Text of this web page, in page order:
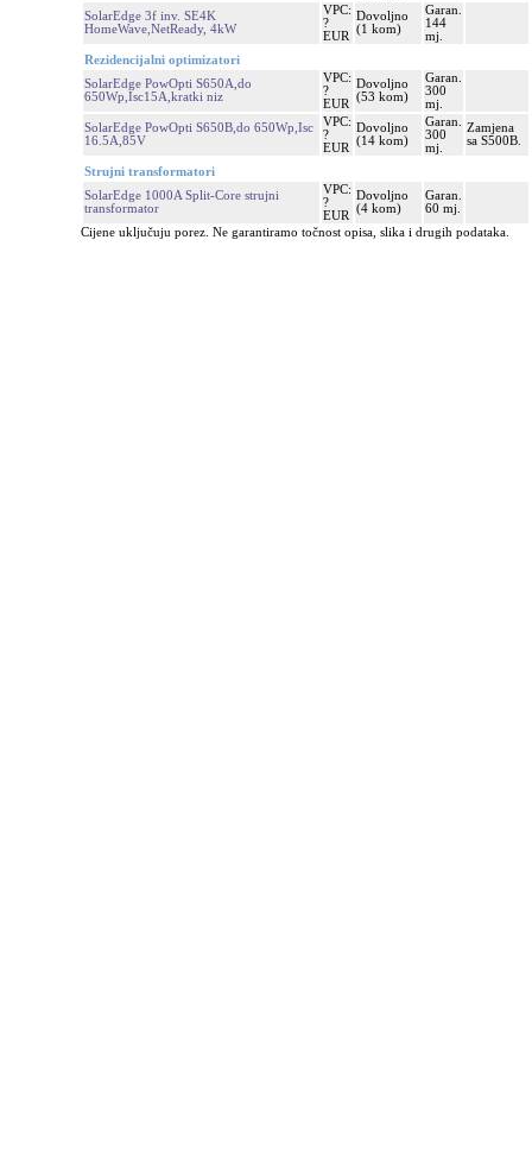
SolarEdge 3f inv. SE4K
HomeWave,NetReady, 4kW
VPC:
?
EUR
Dovoljno
(1 kom)
Garan.
144
mj.
Rezidencijalni optimizatori
SolarEdge PowOpti S650A,do
650Wp,Isc15A,kratki niz
VPC:
?
EUR
Dovoljno
(53 kom)
Garan.
300
mj.
SolarEdge PowOpti S650B,do 650Wp,Isc
16.5A,85V
VPC:
?
EUR
Dovoljno
(14 kom)
Garan.
300
mj.
Zamjena
sa S500B.
Strujni transformatori
SolarEdge 1000A Split-Core strujni
transformator
VPC:
?
EUR
Dovoljno
(4 kom)
Garan.
60 mj.
Cijene uključuju porez. Ne garantiramo točnost opisa, slika i drugih podataka.